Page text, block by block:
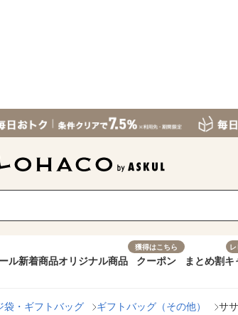
ル新着商品オリジナル商品
獲得はこちら
クーポン まとめ割キ
袋・ギフトバッグ ギフトバッグ（その他） サ